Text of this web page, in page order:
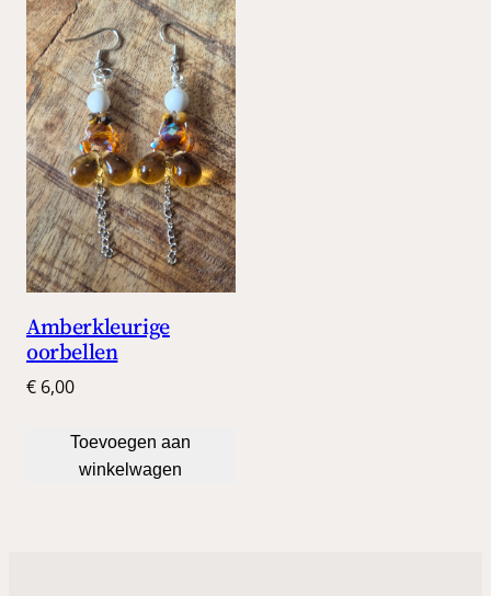
Amberkleurige
oorbellen
€ 6,00
Toevoegen aan
winkelwagen